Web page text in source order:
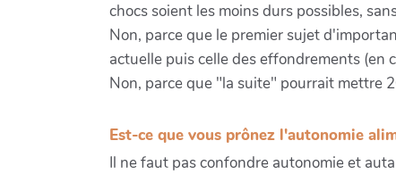
chocs soient les moins durs possibles,
Non, parce que le premier sujet
actuelle puis celle des effondrements (en
Non, parce que "la suite" pourrait mettre
Est-ce que vous prônez l'autonomie
Il ne faut pas confondre autonomie et